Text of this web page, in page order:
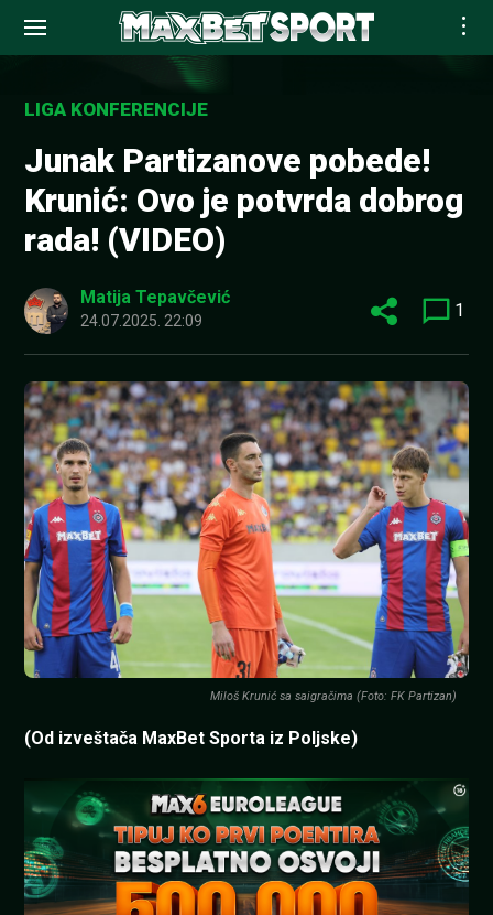
contentLIGA KONFERENCIJE
Junak Partizanove pobede!
Krunić: Ovo je potvrda dobrog
rada! (VIDEO)
Matija Tepavčević
24.07.2025. 22:09 1
Miloš Krunić sa saigračima (Foto: FK Partizan)
(Od izveštača MaxBet Sporta iz Poljske)